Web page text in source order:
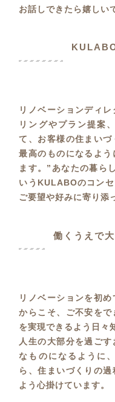
お話しできたら嬉しい
リノベーションディ
リングやプラン提案
て、お客様の住まい
最高のものになるよ
ます。”あなたの暮ら
いうKULABOのコン
ご要望や好みに寄り添
働くうえで
リノベーションを初
からこそ、ご不安を
を実現できるよう日々
人生の大部分を過ご
なものになるように
ら、住まいづくりの
よう心掛けています。